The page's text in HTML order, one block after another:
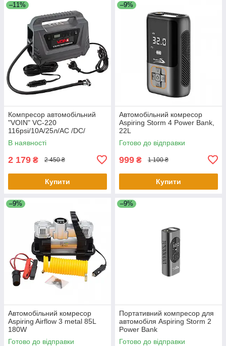
–11%
Компресор автомобільний
"VOIN" VC-220
116psi/10А/25л/AC /DC/
Автостоп
В наявності
2 179 ₴ 2 450 ₴
Купити
–9%
Автомобільний комресор
Aspiring Storm 4 Power Bank,
22L
Готово до відправки
999 ₴ 1 100 ₴
Купити
–9%
Автомобільний комресор
Aspiring Airflow 3 metal 85L
180W
Готово до відправки
–9%
Портативний компресор для
автомобіля Aspiring Storm 2
Power Bank
Готово до відправки